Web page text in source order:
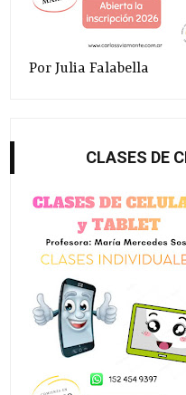
Por Julia Falabella
CLASES DE